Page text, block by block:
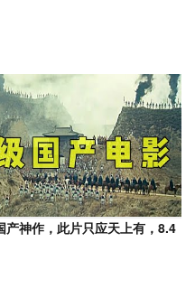
产神作，此片只应天上有，8.4